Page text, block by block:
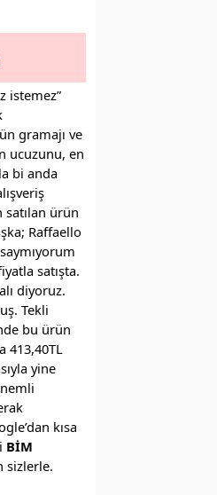
istemez”
gramajı ve
ucuzunu, en
bi anda
satılan ürün
Raffaello
satışta.
diyoruz.
Tekli
bu ürün
413,40TL
yine
kısa
BİM
sizlerle.